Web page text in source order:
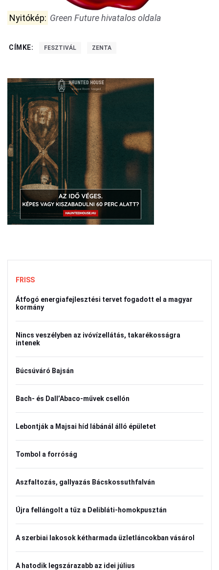
Nyitókép: Green Future hivatalos oldala
CÍMKE: FESZTIVÁL ZENTA
FRISS
Átfogó energiafejlesztési tervet fogadott el a magyar
kormány
Nincs veszélyben az ivóvízellátás, takarékosságra
intenek
Búcsúváró Bajsán
Bach- és Dall’Abaco-művek csellón
Lebontják a Majsai híd lábánál álló épületet
Tombol a forróság
Aszfaltozás, gallyazás Bácskossuthfalván
Újra fellángolt a tűz a Delibláti-homokpusztán
A szerbiai lakosok kétharmada üzletláncokban vásárol
A hatodik legszárazabb az idei július